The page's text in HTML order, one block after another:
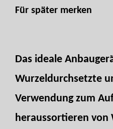
Für später merken
Das ideale
Wurzeldurchsetzte
Verwendung zum
heraussortieren von